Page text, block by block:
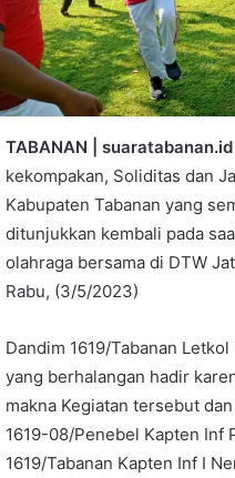
TABANAN | suaratabanan.id
kekompakan, Soliditas dan
Kabupaten Tabanan yang
ditunjukkan kembali pada
olahraga bersama di DTW
Rabu, (3/5/2023)
Dandim 1619/Tabanan
yang berhalangan hadir
makna Kegiatan tersebut
1619-08/Penebel Kapten Inf
1619/Tabanan Kapten Inf I